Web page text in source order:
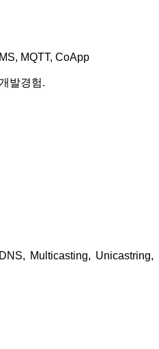
MQTT, CoApp
발경험.
Multicasting, Unicastring,